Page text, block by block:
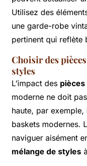
Utilisez des
une garde-robe
pertinent qui reflète
Choisir des
styles
L’impact des
moderne ne doit
haute, par
baskets modernes.
naviguer aisément
mélange de styles